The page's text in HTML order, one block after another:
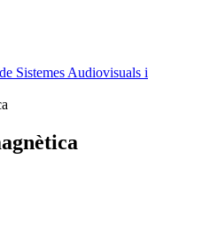
Sistemes Audiovisuals i